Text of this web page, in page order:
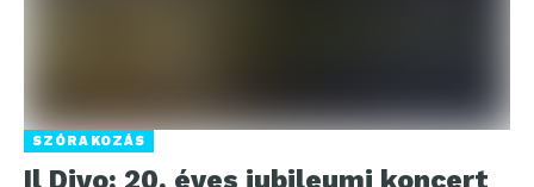
SZÓRAKOZÁS